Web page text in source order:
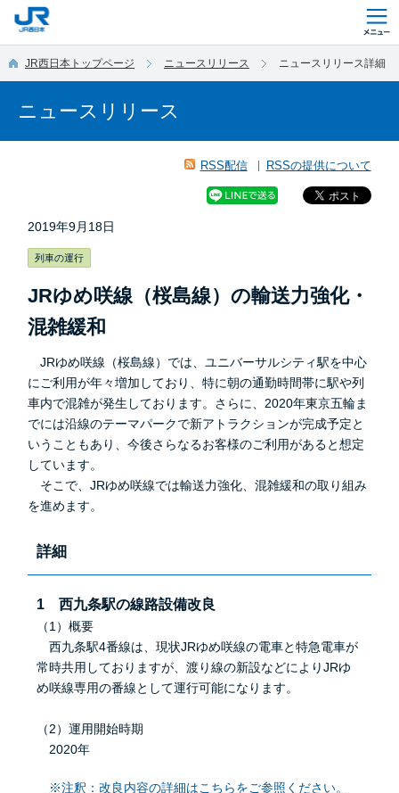
JR西日本トップページ ニュースリリース ニュースリリース詳細
ニュースリリース
RSS配信 RSSの提供について
2019年9月18日
列車の運行
JRゆめ咲線（桜島線）の輸送力強化・
混雑緩和
JRゆめ咲線（桜島線）では、ユニバーサルシティ駅を中心
にご利用が年々増加しており、特に朝の通勤時間帯に駅や列
車内で混雑が発生しております。さらに、2020年東京五輪ま
でには沿線のテーマパークで新アトラクションが完成予定と
いうこともあり、今後さらなるお客様のご利用があると想定
しています。
そこで、JRゆめ咲線では輸送力強化、混雑緩和の取り組み
を進めます。
詳細
1 西九条駅の線路設備改良
（1）概要
西九条駅4番線は、現状JRゆめ咲線の電車と特急電車が
常時共用しておりますが、渡り線の新設などによりJRゆ
め咲線専用の番線として運行可能になります。
（2）運用開始時期
2020年
※注釈：改良内容の詳細はこちらをご参照ください。